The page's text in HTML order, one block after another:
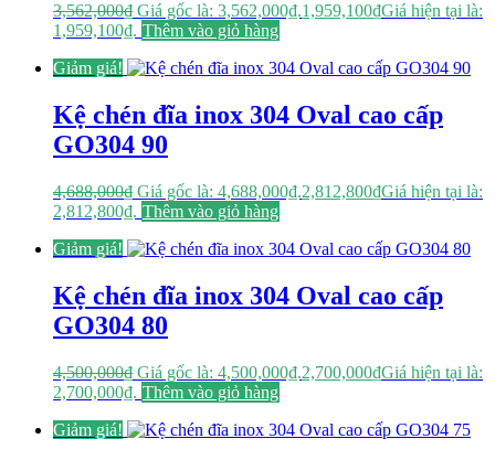
3,562,000₫ Giá gốc là: 3,562,000₫.1,959,100₫Giá hiện tại là:
1,959,100₫. Thêm vào giỏ hàng
Giảm giá!
Kệ chén đĩa inox 304 Oval cao cấp
GO304 90
4,688,000₫ Giá gốc là: 4,688,000₫.2,812,800₫Giá hiện tại là:
2,812,800₫. Thêm vào giỏ hàng
Giảm giá!
Kệ chén đĩa inox 304 Oval cao cấp
GO304 80
4,500,000₫ Giá gốc là: 4,500,000₫.2,700,000₫Giá hiện tại là:
2,700,000₫. Thêm vào giỏ hàng
Giảm giá!